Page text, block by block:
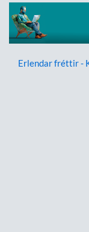
Erlendar fréttir -